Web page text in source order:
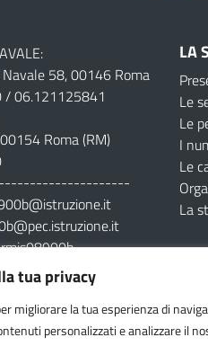
tua privacy
migliorare la tua esperienza di
personalizzati e analizzare il
Navale 58, 00146 Roma
06.121125841
Roma (RM)
LA
Le
Le
I
Le
La